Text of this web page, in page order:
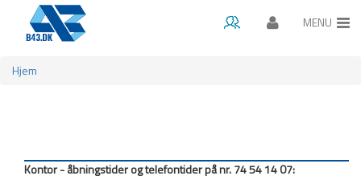
Gå til hovedindhold
MENU
Du er her
Hjem
Kontor - åbningstider og telefontider på nr. 74 54 14 07: